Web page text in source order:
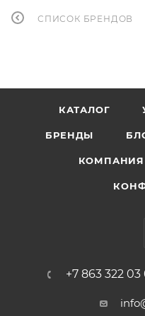
СПИСОК БРЕНДОВ
КАТАЛОГ
БРЕНДЫ
КОМПАНИЯ
+7 863 322 03